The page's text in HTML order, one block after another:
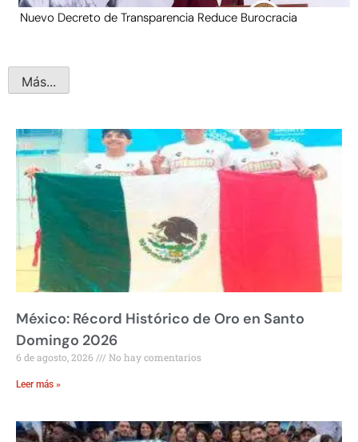
Nuevo Decreto de Transparencia Reduce Burocracia
Más...
México: Récord Histórico de Oro en Santo
Domingo 2026
6 de agosto, 2026 No hay comentarios
Leer más »